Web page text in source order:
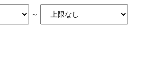
～